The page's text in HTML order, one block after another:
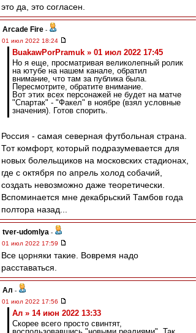
это да, это согласен.
Arcade Fire -
01 июл 2022 18:24
BuakawPorPramuk » 01 июл 2022 17:45
Но я еще, просматривая великолепный ролик
на ютубе на нашем канале, обратил
внимание, что там за публика была.
Пересмотрите, обратите внимание.
Вот этих всех персонажей не будет на матче
"Спартак" - "Факел" в ноябре (взял условные
значения). Готов спорить.
Россия - самая северная футбольная страна.
Тот комфорт, который подразумевается для
новых болельщиков на московских стадионах,
где с октября по апрель холод собачий,
создать невозможно даже теоретически.
Вспоминается мне декабрьский Тамбов года
полтора назад...
tver-udomlya -
01 июл 2022 17:59
Все цорняки такие. Вовремя надо
расставаться.
Ал -
01 июл 2022 17:56
Ал » 14 июн 2022 13:33
Скорее всего просто свинтят,